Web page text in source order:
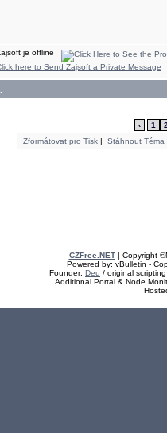
‹ 1
Zformátovat pro Tisk | Stáhnout Téma
CZFree.NET| Copyright
Powered by: vBulletin -
Founder: Deu / original
Additional Portal & Node